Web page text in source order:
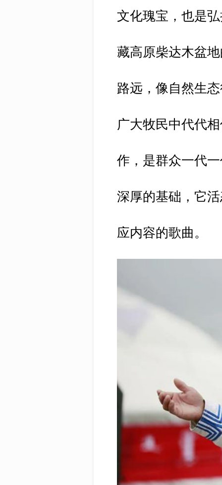
文化瑰宝，也是
藏高原柴达木盆
路远，像自然生
广大牧民中代代
作，是群众一代
深厚的基础，它
应内容的歌曲。